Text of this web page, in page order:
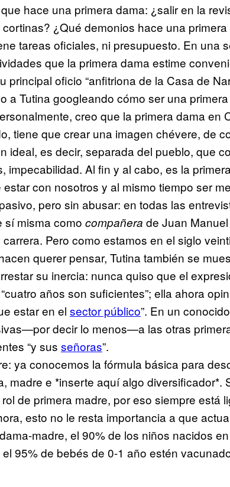
hace una primera dama: ¿salir en la
¿Qué demonios hace una
tareas oficiales, ni presupuesto. En una
que la primera dama estime
principal oficio “anfitriona de la Casa de
a Tutina googleando cómo ser una
creo que la primera dama en
tiene que crear una imagen chévere, de
ideal, es decir, separada del pueblo, que
impecabilidad. Al fin y al cabo, es la
con nosotros y al mismo tiempo ser
pero sin abusar: en todas las
sí misma como compañera de Juan
Pero como estamos en el siglo
querer pensar, Tutina también se
su inercia: nunca quiso que el
años son suficientes”; ella ahora
estar en el sector público”. En un
decir lo menos—a las otras
“y sus señoras”.
ya conocemos la fórmula básica para
madre e *inserte aquí algo diversificador*.
de primera madre, por eso siempre está
esto no le resta importancia a que
madre, el 90% de los niños nacidos
95% de bebés de 0-1 año estén